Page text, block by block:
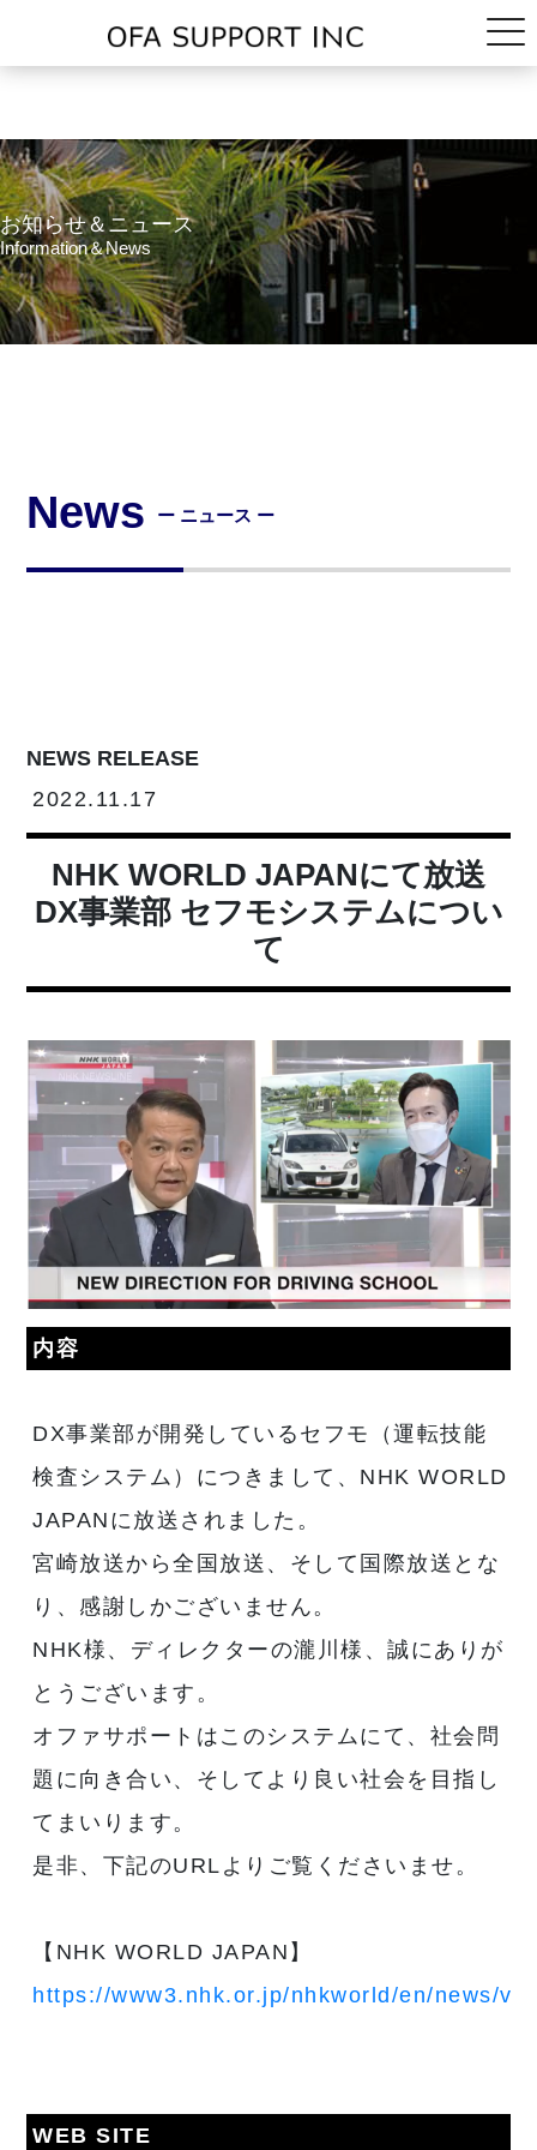
お知らせ＆ニュース
Information＆News
News ー ニュース ー
NEWS RELEASE
2022.11.17
NHK WORLD JAPANにて放送
DX事業部 セフモシステムについ
て
内容
DX事業部が開発しているセフモ（運転技能
検査システム）につきまして、NHK WORLD
JAPANに放送されました。
宮崎放送から全国放送、そして国際放送とな
り、感謝しかございません。
NHK様、ディレクターの瀧川様、誠にありが
とうございます。
オファサポートはこのシステムにて、社会問
題に向き合い、そしてより良い社会を目指し
てまいります。
是非、下記のURLよりご覧くださいませ。
【NHK WORLD JAPAN】
https://www3.nhk.or.jp/nhkworld/en/news/
WEB SITE